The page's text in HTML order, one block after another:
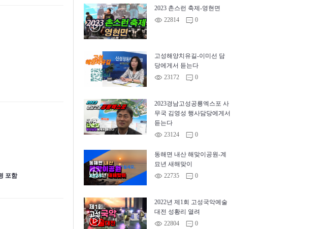
포함
™
2023 촌스런 축제-영현면
© 22814 m 0
™
고성해양치유길-이미선 담
당에게서 듣는다
© 23172 m 0
™
2023경남고성공룡엑스포 사
무국 김영성 행사담당에게서
듣는다
© 23124 m 0
™
동해면 내산 해맞이공원-계
묘년 새해맞이
© 22735 m 0
™
2022년 제1회 고성국악예술
대전 성황리 열려
© 22804 m 0